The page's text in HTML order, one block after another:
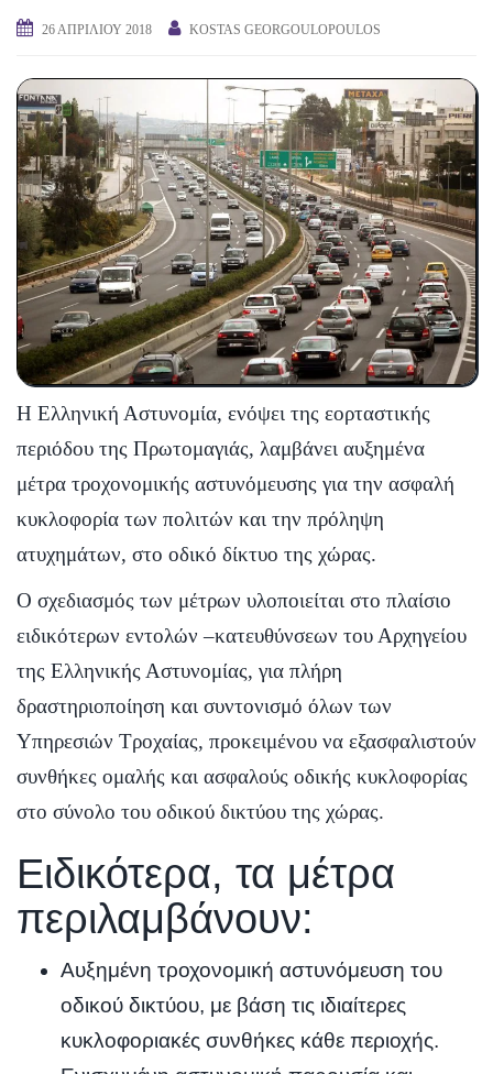
26 ΑΠΡΙΛΊΟΥ 2018 KOSTAS GEORGOULOPOULOS
Η Ελληνική Αστυνομία, ενόψει της εορταστικής
περιόδου της Πρωτομαγιάς, λαμβάνει αυξημένα
μέτρα τροχονομικής αστυνόμευσης για την ασφαλή
κυκλοφορία των πολιτών και την πρόληψη
ατυχημάτων, στο οδικό δίκτυο της χώρας.
Ο σχεδιασμός των μέτρων υλοποιείται στο πλαίσιο
ειδικότερων εντολών –κατευθύνσεων του Αρχηγείου
της Ελληνικής Αστυνομίας, για πλήρη
δραστηριοποίηση και συντονισμό όλων των
Υπηρεσιών Τροχαίας, προκειμένου να εξασφαλιστούν
συνθήκες ομαλής και ασφαλούς οδικής κυκλοφορίας
στο σύνολο του οδικού δικτύου της χώρας.
Ειδικότερα, τα μέτρα
περιλαμβάνουν:
Αυξημένη τροχονομική αστυνόμευση του
οδικού δικτύου, με βάση τις ιδιαίτερες
κυκλοφοριακές συνθήκες κάθε περιοχής.